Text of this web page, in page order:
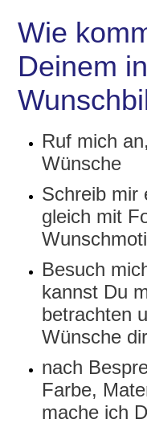
Wie
Deinem
Ruf mich
Wünsche
Schreib mir
gleich mit
Besuch
kannst Du
betrachten
Wünsche
nach
Farbe,
mache ich